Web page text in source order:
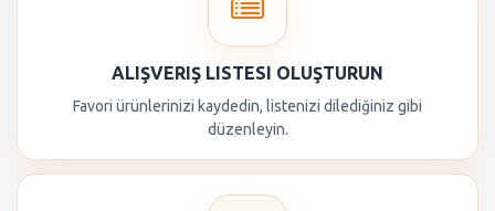
ALIŞVERIŞ LISTESI OLUŞTURUN
Favori ürünlerinizi kaydedin, listenizi dilediğiniz gibi
düzenleyin.